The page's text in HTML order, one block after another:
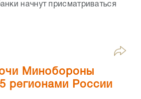
начнут присматриваться
Минобороны
регионами России